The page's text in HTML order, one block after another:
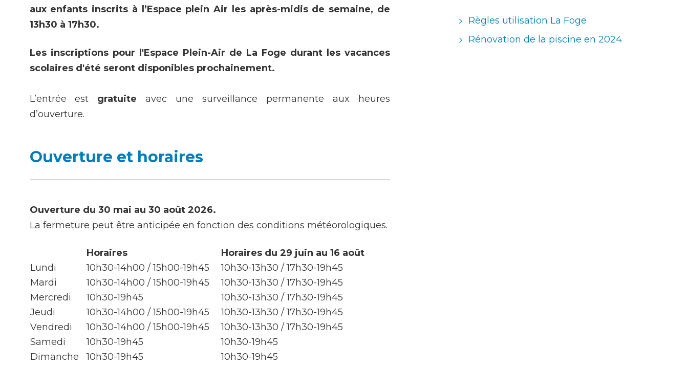
aux enfants inscrits à l’Espace plein Air les après-midis de semaine, de
13h30 à 17h30.
Les inscriptions pour l'Espace Plein-Air de La Foge durant les vacances
scolaires d'été seront disponibles prochainement.
L’entrée est gratuite avec une surveillance permanente aux heures
d’ouverture.
Ouverture et horaires
Ouverture du 30 mai au 30 août 2026.
La fermeture peut être anticipée en fonction des conditions météorologiques.
Horaires
Horaires du 29 juin au 16 août
Lundi
10h30-14h00 / 15h00-19h45
10h30-13h30 / 17h30-19h45
Mardi
10h30-14h00 / 15h00-19h45
10h30-13h30 / 17h30-19h45
Mercredi
10h30-19h45
10h30-13h30 / 17h30-19h45
Jeudi
10h30-14h00 / 15h00-19h45
10h30-13h30 / 17h30-19h45
Vendredi
10h30-14h00 / 15h00-19h45
10h30-13h30 / 17h30-19h45
Samedi
10h30-19h45
10h30-19h45
Dimanche
10h30-19h45 10h30-19h45
Règles utilisation La Foge
Rénovation de la piscine en 2024